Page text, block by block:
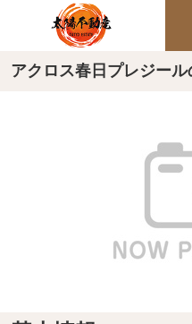
アクロス春日プレジー